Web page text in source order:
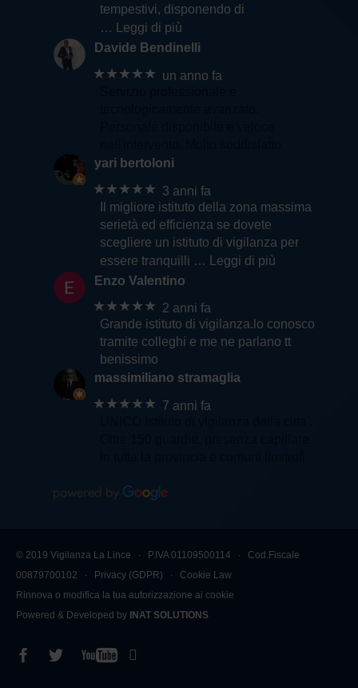
tempestivi, disponendo di
… Leggi di più
Davide Bendinelli
★★★★★ un anno fa
yari bertoloni
★★★★★ 3 anni fa
Il migliore istituto della zona massima
serietà ed efficienza se dovete
scegliere un istituto di vigilanza per
essere tranquilli … Leggi di più
Enzo Valentino
★★★★★ 2 anni fa
Grande istituto di vigilanza.lo conosco
tramite colleghi e me ne parlano tt
benissimo
massimiliano stramaglia
★★★★★ 7 anni fa
© 2019 Vigilanza La Lince ∙ P.IVA 01109500114 ∙ Cod.Fiscale
00879700102 ∙
Privacy (GDPR) ∙ Cookie Law
Rinnova o modifica la tua autorizzazione ai cookie
Powered & Developed by INAT SOLUTIONS